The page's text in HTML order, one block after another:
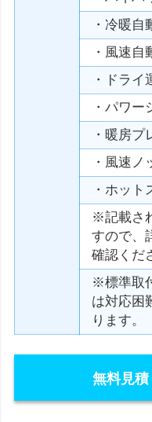
・冷暖自
・風速自
・ドライ
・パワー
・暖房プ
・風速ノ
・ホット
※記載さ
すので、
確認くだ
※標準取
は対応困
ります。
無料見